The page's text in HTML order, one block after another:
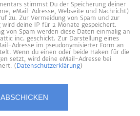
stimmst Du der Speicherung deiner
eMail-Adresse, Webseite und Nachricht)
zu. Zur Vermeidung von Spam und zur
wird deine IP für 2 Monate gespeichert.
von Spam werden diese Daten einmalig an
inc. geschickt. Zur Darstellung eines
Adresse im pseudonymisierter Form an
Wenn du einen oder beide Haken für die
setzt, wird deine eMail-Adresse bei
(Datenschutzerklärung)